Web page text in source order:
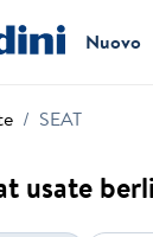
Nuovo
SEAT
usate